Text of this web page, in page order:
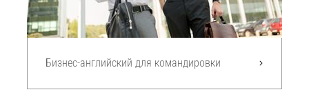
Бизнес-английский для командировки